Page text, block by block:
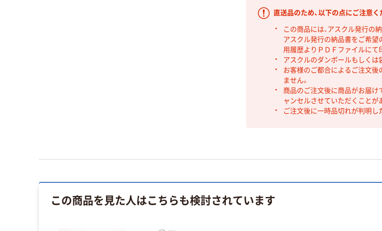
直送品のため、以下の点にご注意く
この商品には、アスクル発行の
アスクル発行の納品書をご希望
用履歴よりＰＤＦファイルにて
アスクルのダンボールもしくは
お客様のご都合によるご注文後
ません。
商品のご注文後に商品がお届け
ャンセルさせていただくことが
ご注文後に一時品切れが判明し
この商品を見た人はこちらも検討されています